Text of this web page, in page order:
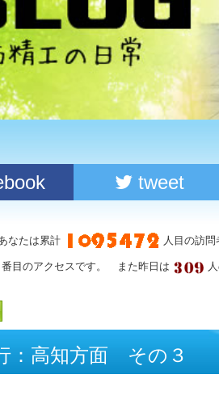
tweet
なたは累計 人目の訪
番目のアクセスです。 また昨日は
：高知方面 その３